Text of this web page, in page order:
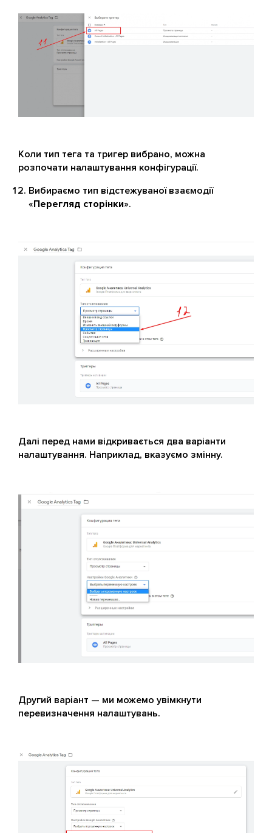
Коли тип тега та тригер вибрано, можна
розпочати налаштування конфігурації.
Вибираємо тип відстежуваної взаємодії
«Перегляд сторінки».
Далі перед нами відкривається два варіанти
налаштування. Наприклад, вказуємо змінну.
Другий варіант — ми можемо увімкнути
перевизначення налаштувань.